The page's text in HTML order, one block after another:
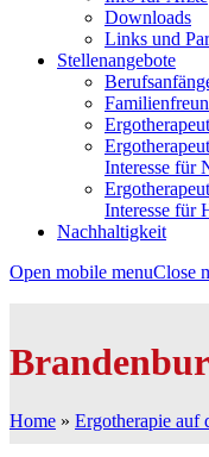
Downloads
Links und
Stellenangebote
Interesse für
Interesse für
Nachhaltigkeit
Open mobile menuClose
Home » Ergotherapie auf